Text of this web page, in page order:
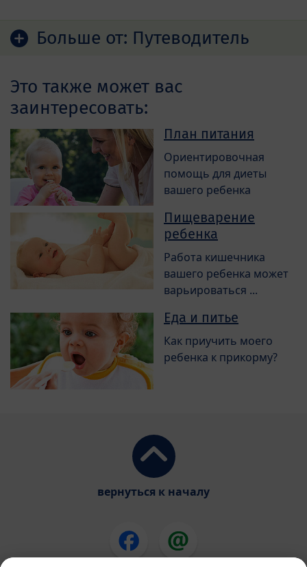
Больше от: Путеводитель
Это также может вас
заинтересовать:
План питания
Ориентировочная
помощь для диеты
вашего ребенка
Пищеварение
ребенка
Работа кишечника
вашего ребенка может
варьироваться ...
Еда и питье
Как приучить моего
ребенка к прикорму?
вернуться к началу